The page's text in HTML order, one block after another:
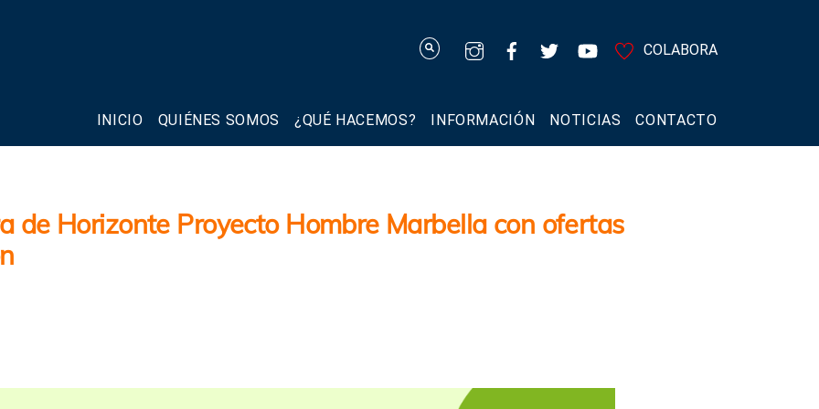
COLABORA
INICIO QUIÉNES SOMOS ¿QUÉ HACEMOS? INFORMACIÓN NOTICIAS CONTACTO
de Horizonte Proyecto Hombre Marbella con ofertas